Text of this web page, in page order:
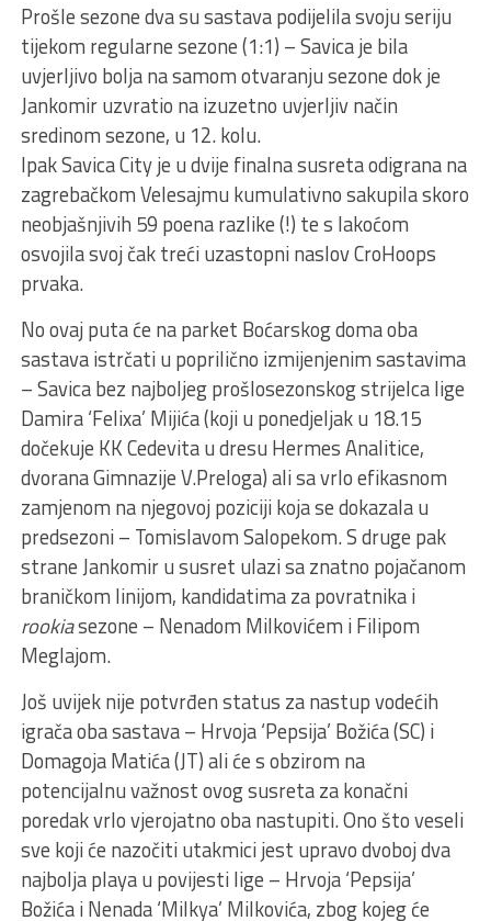
Prošle sezone dva su sastava podijelila svoju seriju
tijekom regularne sezone (1:1) – Savica je bila
uvjerljivo bolja na samom otvaranju sezone dok je
Jankomir uzvratio na izuzetno uvjerljiv način
sredinom sezone, u 12. kolu.
Ipak Savica City je u dvije finalna susreta odigrana na
zagrebačkom Velesajmu kumulativno sakupila skoro
neobjašnjivih 59 poena razlike (!) te s lakoćom
osvojila svoj čak treći uzastopni naslov CroHoops
prvaka.
No ovaj puta će na parket Boćarskog doma oba
sastava istrčati u poprilično izmijenjenim sastavima
– Savica bez najboljeg prošlosezonskog strijelca lige
Damira ‘Felixa’ Mijića (koji u ponedjeljak u 18.15
dočekuje KK Cedevita u dresu Hermes Analitice,
dvorana Gimnazije V.Preloga) ali sa vrlo efikasnom
zamjenom na njegovoj poziciji koja se dokazala u
predsezoni – Tomislavom Salopekom. S druge pak
strane Jankomir u susret ulazi sa znatno pojačanom
braničkom linijom, kandidatima za povratnika i
rookiasezone – Nenadom Milkovićem i Filipom
Meglajom.
Još uvijek nije potvrđen status za nastup vodećih
igrača oba sastava – Hrvoja ‘Pepsija’ Božića (SC) i
Domagoja Matića (JT) ali će s obzirom na
potencijalnu važnost ovog susreta za konačni
poredak vrlo vjerojatno oba nastupiti. Ono što veseli
sve koji će nazočiti utakmici jest upravo dvoboj dva
najbolja playa u povijesti lige – Hrvoja ‘Pepsija’
Božića i Nenada ‘Milkya’ Milkovića, zbog kojeg će